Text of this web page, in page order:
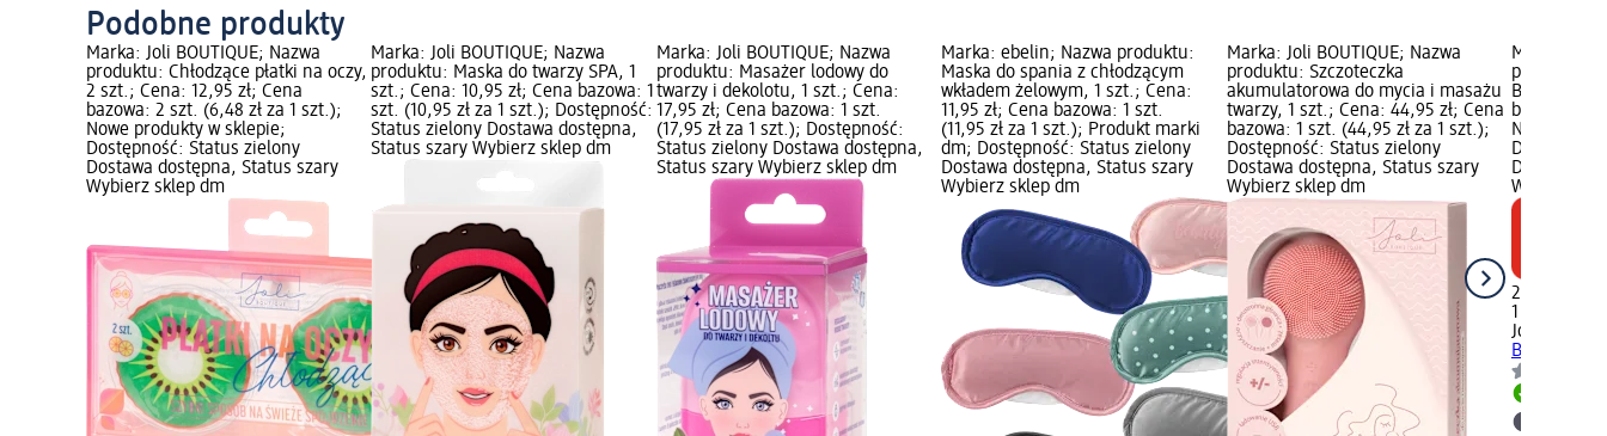
Podobne produkty
Marka: Joli BOUTIQUE; Nazwa
produktu: Chłodzące płatki na oczy,
2 szt.; Cena: 12,95 zł; Cena
bazowa: 2 szt. (6,48 zł za 1 szt.);
Nowe produkty w sklepie;
Dostępność: Status zielony
Dostawa dostępna, Status szary
Wybierz sklep dm
Marka: Joli BOUTIQUE; Nazwa
produktu: Maska do twarzy SPA, 1
szt.; Cena: 10,95 zł; Cena bazowa: 1
szt. (10,95 zł za 1 szt.); Dostępność:
Status zielony Dostawa dostępna,
Status szary Wybierz sklep dm
Marka: Joli BOUTIQUE; Nazwa
produktu: Masażer lodowy do
twarzy i dekolotu, 1 szt.; Cena:
17,95 zł; Cena bazowa: 1 szt.
(17,95 zł za 1 szt.); Dostępność:
Status zielony Dostawa dostępna,
Status szary Wybierz sklep dm
Marka: ebelin; Nazwa produktu:
Maska do spania z chłodzącym
wkładem żelowym, 1 szt.; Cena:
11,95 zł; Cena bazowa: 1 szt.
(11,95 zł za 1 szt.); Produkt marki
dm; Dostępność: Status zielony
Dostawa dostępna, Status szary
Wybierz sklep dm
Marka: Joli BOUTIQUE; Nazwa
produktu: Szczoteczka
akumulatorowa do mycia i masażu
twarzy, 1 szt.; Cena: 44,95 zł; Cena
bazowa: 1 szt. (44,95 zł za 1 szt.);
Dostępność: Status zielony
Dostawa dostępna, Status szary
Wybierz sklep dm
Marka: Joli
produktu:
Big, 1 szt.;
bazowa: 1
Nowe
Dostawa
Wybierz
29,95 zł
1 szt.
Joli
Big, 1 szt.